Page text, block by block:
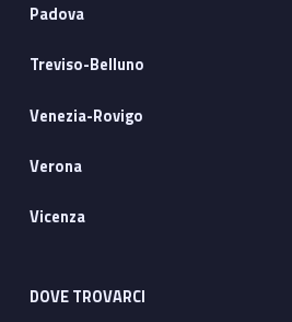
Padova
Treviso-Belluno
Venezia-Rovigo
Verona
Vicenza
DOVE TROVARCI